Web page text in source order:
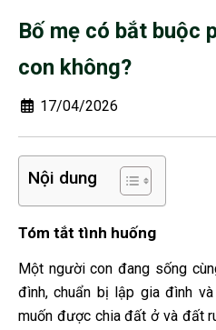
Bố mẹ có bắt buộc
con không?
17/04/2026
Nội dung
Tóm tắt tình huống
Một người con đang sống
đình, chuẩn bị lập gia đình
muốn được chia đất ở và đất